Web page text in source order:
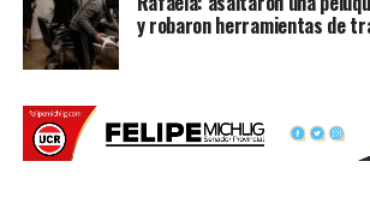
y robaron herramientas de